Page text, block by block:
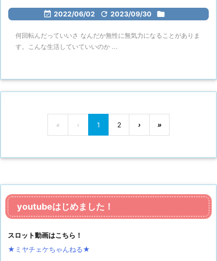
 2022/06/02  2023/09/30 
何回転んだっていいさ なんだか無性に無気力になることがありま
す。こんな生活していていいのか ...
« ‹ 1 2 › »
youtubeはじめました！
スロット動画はこちら！
★ミヤチェケちゃんねる★